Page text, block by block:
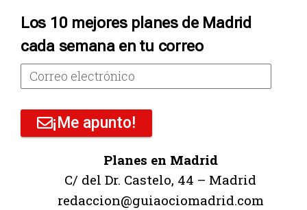
Los 10 mejores planes de Madrid
cada semana en tu correo
¡Me apunto!
Planes en Madrid
C/ del Dr. Castelo, 44 – Madrid
redaccion@guiaociomadrid.com